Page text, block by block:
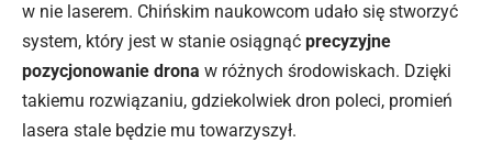
w nie laserem. Chińskim naukowcom udało się stworzyć
system, który jest w stanie osiągnąć precyzyjne
pozycjonowanie drona w różnych środowiskach. Dzięki
takiemu rozwiązaniu, gdziekolwiek dron poleci, promień
lasera stale będzie mu towarzyszył.